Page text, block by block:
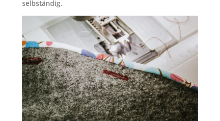
selbständig.